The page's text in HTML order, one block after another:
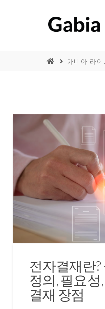
가비아 라이
전자결재란?
정의, 필요성
결재 장점